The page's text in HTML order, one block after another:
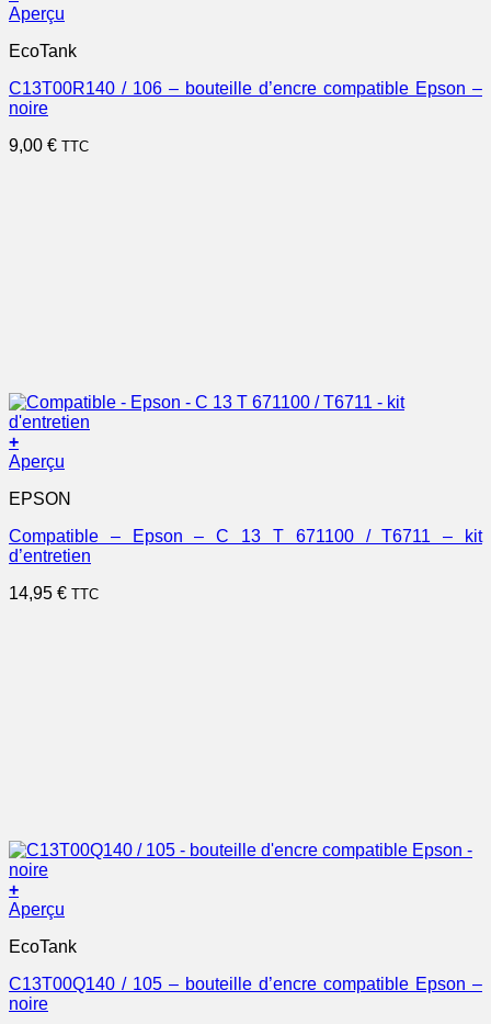
Aperçu
EcoTank
C13T00R140 / 106 – bouteille d’encre compatible Epson –
noire
9,00 € TTC
+
Aperçu
EPSON
Compatible – Epson – C 13 T 671100 / T6711 – kit
d’entretien
14,95 € TTC
+
Aperçu
EcoTank
C13T00Q140 / 105 – bouteille d’encre compatible Epson –
noire